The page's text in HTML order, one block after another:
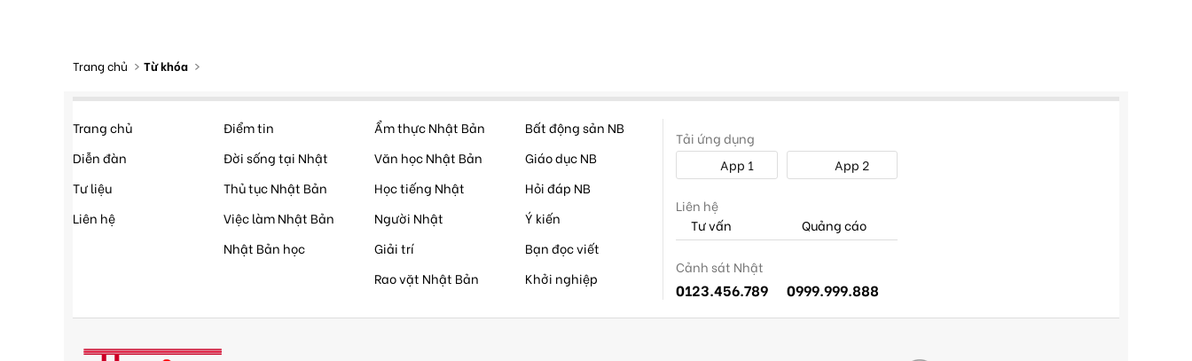
Trang chủ Từ khóa
Trang chủ
Diễn đàn
Tư liệu
Liên hệ
Điểm tin
Đời sống tại Nhật
Thủ tục Nhật Bản
Việc làm Nhật Bản
Nhật Bản học
Ẩm thực Nhật Bản
Văn học Nhật Bản
Học tiếng Nhật
Người Nhật
Giải trí
Rao vặt Nhật Bản
Bất động sản NB
Giáo dục NB
Hỏi đáp NB
Ý kiến
Bạn đọc viết
Khởi nghiệp
Tải ứng dụng
App 1
App 2
Liên hệ
Tư vấn
Quảng cáo
Cảnh sát Nhật
0123.456.789 0999.999.888